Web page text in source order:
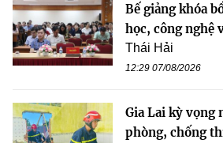
Bế giảng khóa
học, công nghệ
Thái Hải
12:29 07/08/2026
Gia Lai kỳ vọng
phòng, chống